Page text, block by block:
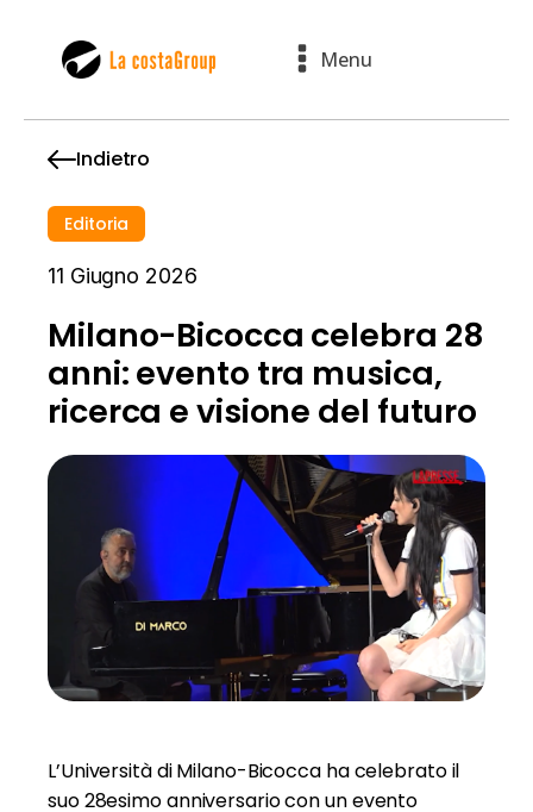
Menu
Indietro
Editoria
11 Giugno 2026
Milano-Bicocca celebra 28
anni: evento tra musica,
ricerca e visione del futuro
L’Università di Milano-Bicocca ha celebrato il
suo 28esimo anniversario con un evento